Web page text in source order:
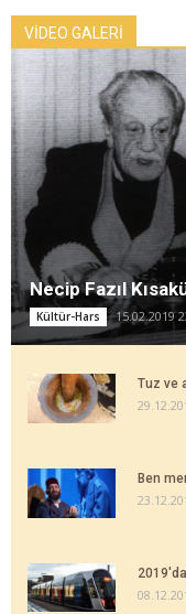
VİDEO GALERİ
Necip Fazıl
Kültür-Hars 15.02.2019
Tuz ve
Ben